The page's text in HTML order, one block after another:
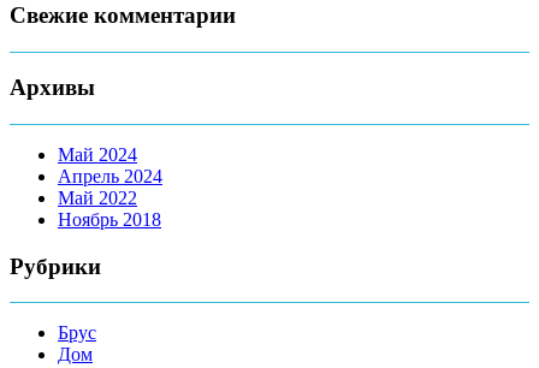
Свежие комментарии
Архивы
Май 2024
Апрель 2024
Май 2022
Ноябрь 2018
Рубрики
Брус
Дом